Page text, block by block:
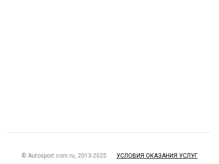
© Autosport.com.ru, 2013-2025 УСЛОВИЯ ОКАЗАНИЯ УСЛУГ